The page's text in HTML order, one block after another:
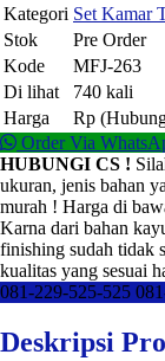
Kategori Set Kamar
Stok
Pre Order
Kode
MFJ-263
Di lihat
740 kali
Harga
Rp
Order Via
HUBUNGI CS !
ukuran, jenis bahan
murah ! Harga di
Karna dari bahan
finishing sudah tidak
kualitas yang sesuai
081-229-525-525
Deskripsi